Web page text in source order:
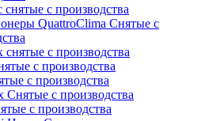
снятые с производства
QuattroClima Снятые с
снятые с производства
с производства
с производства
Снятые с производства
с производства